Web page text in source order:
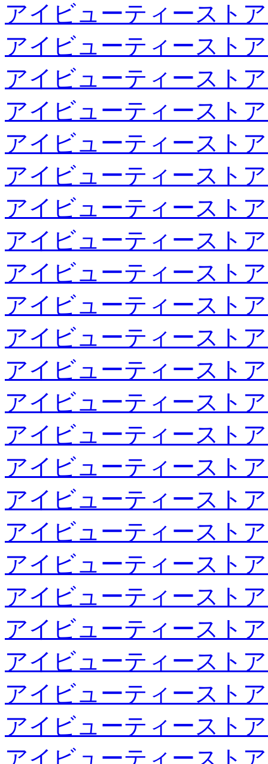
アイビューティースト
アイビューティースト
アイビューティースト
アイビューティースト
アイビューティースト
アイビューティースト
アイビューティースト
アイビューティースト
アイビューティースト
アイビューティースト
アイビューティースト
アイビューティースト
アイビューティースト
アイビューティースト
アイビューティースト
アイビューティースト
アイビューティースト
アイビューティースト
アイビューティースト
アイビューティースト
アイビューティースト
アイビューティースト
アイビューティースト
アイビューティースト